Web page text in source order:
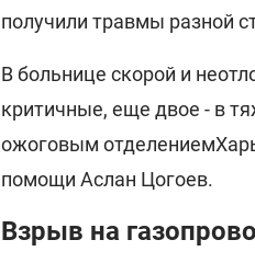
получили травмы разной
В больнице скорой и
критичные, еще двое - в
ожоговым отделением
помощи Аслан Цогоев.
Взрыв на